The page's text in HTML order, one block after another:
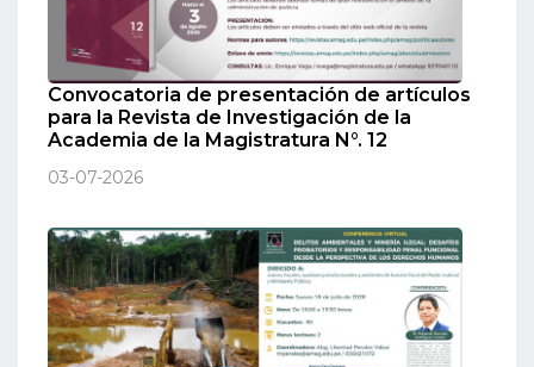
Convocatoria de presentación de artículos
para la Revista de Investigación de la
Academia de la Magistratura N°. 12
03-07-2026